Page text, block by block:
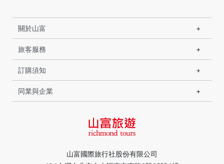
山富國際旅行社股份有限公司
關於山富
旅客服務
訂購須知
同業與企業